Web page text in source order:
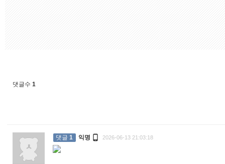
댓글수 1
댓글 1 익명  2026-06-13 21:03:18